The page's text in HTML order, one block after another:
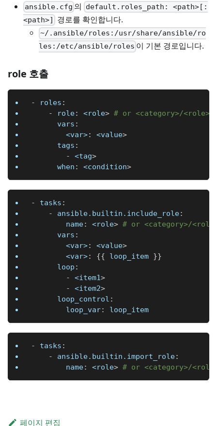
ansible.cfg 의 default.roles_path: <path>[:
<path>]
경로를 확인합니다.
~/.ansible/roles:/usr/share/ansible/ro
les:/etc/ansible/roles 이 기본 경로입니다.
role 호출
- roles :
-
role: <role> # or <category>/<role>
vars :
<var>: <value>
tags :
-
<tag>
when : <condition>
- tasks :
-
ansible.builtin.include_role:
name: <role> # or <category>/
vars :
<var>: <value>
<var>: {{ loop_item }}
loop :
-
<item1>
-
<item2>
loop_control :
loop_var: loop_item
- tasks :
-
ansible.builtin.import_role:
name: <role> # or <category>/
페이지 편집